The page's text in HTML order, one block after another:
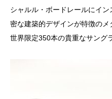
シャルル・ボードレールにイ
密な建築的デザインが特徴のメ
世界限定350本の貴重なサング